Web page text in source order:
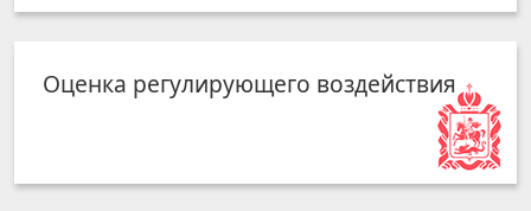
Оценка регулирующего воздействия